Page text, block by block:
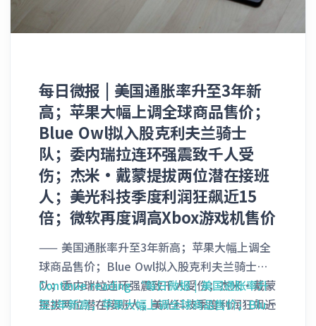
5.268亿美元，并披露了与“Celebration
Coins”签署的许可协议中所获得的6.35亿美元
Liberty Financial代币，价值约9亿美元。此
外，他继续持有大量其他加密货币，并且大量交
易美国股票。 申报表格显示，在World Liberty
Financial的销售所得中，他赚取了价值超过
3,300万美元的比特币，并透过了以太坊区块链
获得了超过1.5亿美元。 这份由政府伦理办公室
依法发布的年度披露文件，引发外界对特朗普政
府内部利益冲突的新质疑。 特朗普对记者表
示，是“大型机构”在管理他的投资，并补充
称：“我不和他们交流。” ______ 4. 沃什承
诺捍卫美联储独立性 新任美联储主席凯文·沃
什（Kevin Warsh）于周三表示，美国央行的独
面损失已迅速堆叠至大约3.05亿美元。尤其是其
中期限最长的超长期债券，其在发行初期便遭遇
近900亿美元而由承销商顺势收窄的全部利差红
利彻底回吐殆尽。 华尔街固收交易员们指出，
如此诡异且猛烈的价格破位清晰地表明，大量追
求短期套利的“快钱”投机账户在发行阶段曾疯
狂涌入，企图在债券上市后通过快速翻转倒手
（Flip）来攫取短线暴利，而非真正看好其长期
价值的传统“买入并持有型”长线机构投资者
（Buy-and-hold investors）。 SpaceX的股票
资产在经历周一暴跌16%的剧烈震荡后，目前已
基本恢复企稳，但其债券资产却依然深陷被疯狂
踩踏的泥潭 ______ 2. 德约科维奇加盟泛大西
洋投资 拥有24座大满贯冠军奖杯的网坛传奇巨
星诺瓦克·德约科维奇（Novak Djokovic）日
每日微报 | 美国通胀率升至3年新
高；苹果大幅上调全球商品售价；
Blue Owl拟入股克利夫兰骑士
队；委内瑞拉连环强震致千人受
伤；杰米·戴蒙提拔两位潜在接班
人；美光科技季度利润狂飙近15
倍；微软再度调高Xbox游戏机售价
—— 美国通胀率升至3年新高；苹果大幅上调全
球商品售价；Blue Owl拟入股克利夫兰骑士
队；委内瑞拉连环强震致千人受伤；杰米·戴蒙
提拔两位潜在接班人；美光科技季度利润狂飙近
Continue reading“每日微报 | 美国通胀率升
至3年新高；苹果大幅上调全球商品售价；Blue